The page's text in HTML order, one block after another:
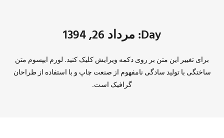
Day: مرداد 26, 1394
برای تغییر این متن بر روی دکمه ویرایش کلیک کنید. لورم ایپسوم متن
ساختگی با تولید سادگی نامفهوم از صنعت چاپ و با استفاده از طراحان
گرافیک است.